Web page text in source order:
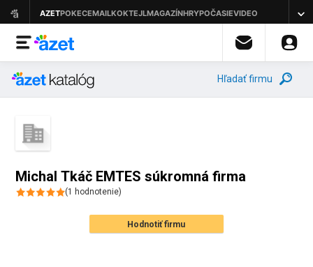
Hľadať firmu
Michal Tkáč EMTES súkromná firma
(1 hodnotenie)
Hodnotiť firmu